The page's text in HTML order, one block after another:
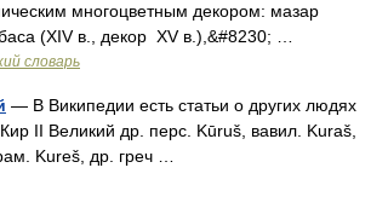
многоцветным декором: мазар
(XIV в., декор XV в.),&#8230; …
словарь
— В Википедии есть статьи о других людях
II Великий др. перс. Kūruš, вавил. Kuraš,
Kureš, др. греч …